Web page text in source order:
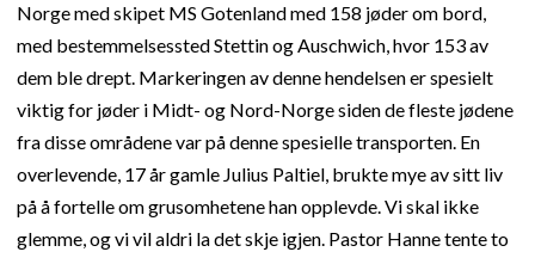
Norge med skipet MS Gotenland med 158 jøder om bord,
med bestemmelsessted Stettin og Auschwich, hvor 153 av
dem ble drept. Markeringen av denne hendelsen er spesielt
viktig for jøder i Midt- og Nord-Norge siden de fleste jødene
fra disse områdene var på denne spesielle transporten. En
overlevende, 17 år gamle Julius Paltiel, brukte mye av sitt liv
på å fortelle om grusomhetene han opplevde. Vi skal ikke
glemme, og vi vil aldri la det skje igjen. Pastor Hanne tente to